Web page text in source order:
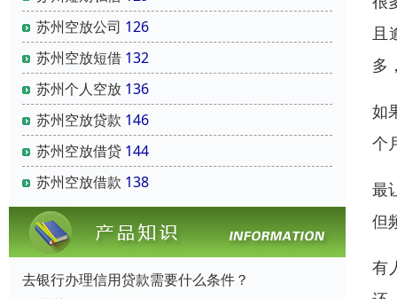
苏州空放公司 126
苏州空放短借 132
苏州个人空放 136
苏州空放贷款 146
苏州空放借贷 144
苏州空放借款 138
去银行办理信用贷款需要什么条件？
且
多
如
个
最
但
有